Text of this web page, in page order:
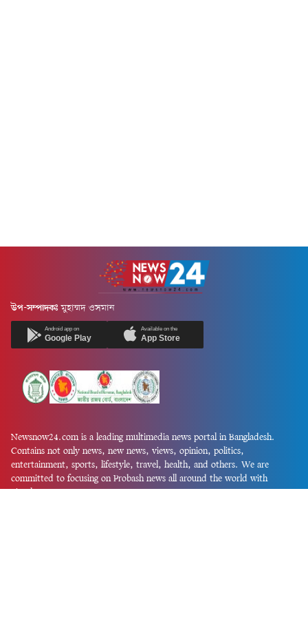
উপ-সম্পাদকঃ মুহাম্মদ ওসমান
Android app on
Google Play
Available on the
App Store
Newsnow24.com is a leading multimedia news portal in Bangladesh.
Contains not only news, new news, views, opinion, politics,
entertainment, sports, lifestyle, travel, health, and others. We are
committed to focusing on Probash news all around the world with
visuals.